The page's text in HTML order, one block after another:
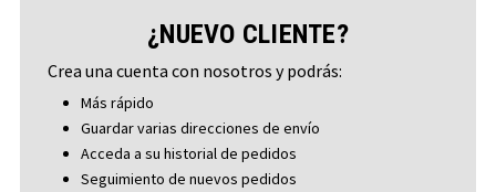
¿NUEVO CLIENTE?
Crea una cuenta con nosotros y podrás:
Más rápido
Guardar varias direcciones de envío
Acceda a su historial de pedidos
Seguimiento de nuevos pedidos